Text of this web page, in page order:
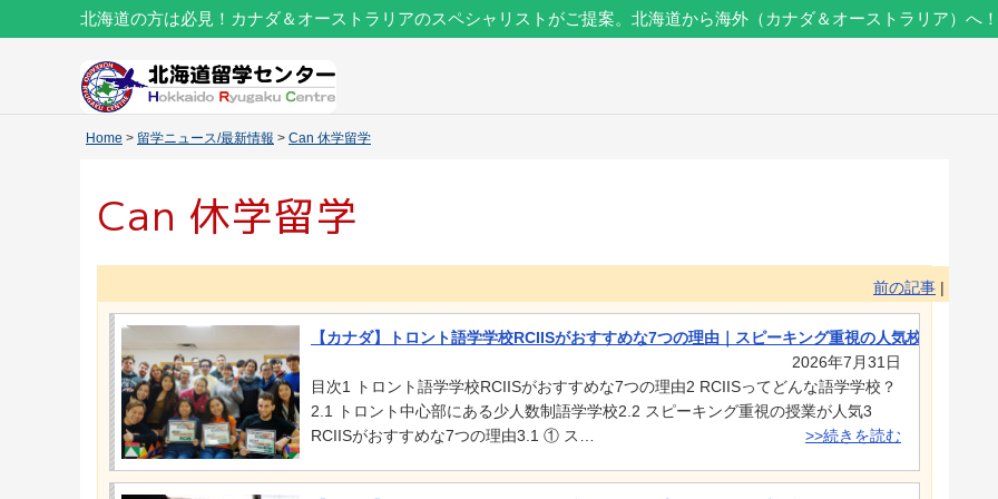
北海道の方は必見！カナダ＆オーストラリアのスペシャリストがご提案。北海道から海外（カナダ＆オーストラリア）へ！
Home > 留学ニュース/最新情報 > Can 休学留学
Can 休学留学
前の記事 |
【カナダ】トロント語学学校RCIISがおすすめな7つの理由｜スピーキング重視の人気校を紹介
2026年7月31日
目次1 トロント語学学校RCIISがおすすめな7つの理由2 RCIISってどんな語学学校？
2.1 トロント中心部にある少人数制語学学校2.2 スピーキング重視の授業が人気3
RCIISがおすすめな7つの理由3.1 ① ス…
>>続きを読む